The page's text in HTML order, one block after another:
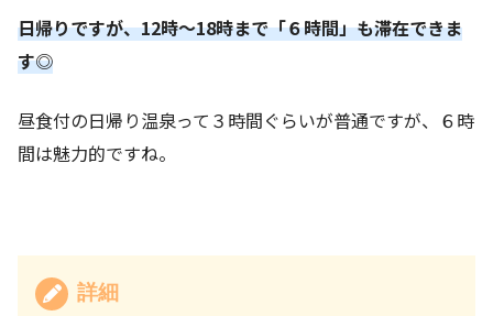
日帰りですが、12時～18時まで「６時間」も滞在できま
す◎
昼食付の日帰り温泉って３時間ぐらいが普通ですが、６時
間は魅力的ですね。
詳細